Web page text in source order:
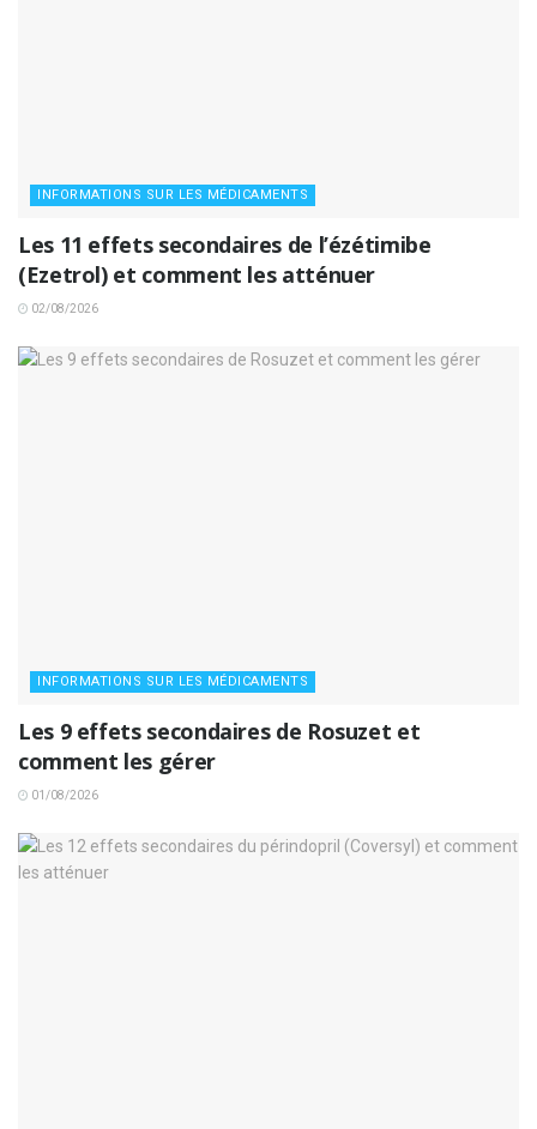
INFORMATIONS SUR LES MÉDICAMENTS
Les 11 effets secondaires de l’ézétimibe
(Ezetrol) et comment les atténuer
02/08/2026
INFORMATIONS SUR LES MÉDICAMENTS
Les 9 effets secondaires de Rosuzet et
comment les gérer
01/08/2026